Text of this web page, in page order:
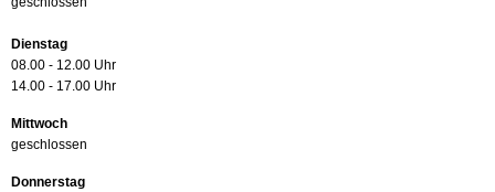
Dienstag
08.00 - 12.00 Uhr
14.00 - 17.00 Uhr
Mittwoch
geschlossen
Donnerstag